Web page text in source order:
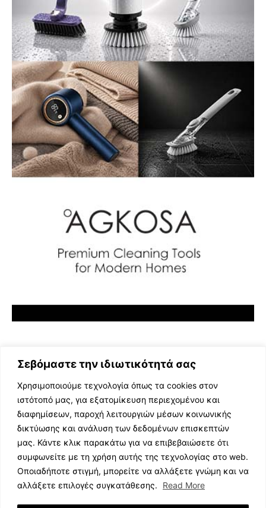
Σεβόμαστε την ιδιωτικότητά σας
Χρησιμοποιούμε τεχνολογία όπως τα cookies στον
ιστότοπό μας, για εξατομίκευση περιεχομένου και
διαφημίσεων, παροχή λειτουργιών μέσων κοινωνικής
δικτύωσης και ανάλυση των δεδομένων επισκεπτών
μας. Κάντε κλικ παρακάτω για να επιβεβαιώσετε ότι
συμφωνείτε με τη χρήση αυτής της τεχνολογίας στο web.
Οποιαδήποτε στιγμή, μπορείτε να αλλάξετε γνώμη και να
αλλάξετε επιλογές συγκατάθεσης.
Read More
ΕΛΛΗΝΙΚΗ ΜΟΥΣΙΚΗ
TV SHOWS
EVENTS
ΘΕΑΤΡΟ
ΔΙΑΓΩΝΙΣΜΟΙ